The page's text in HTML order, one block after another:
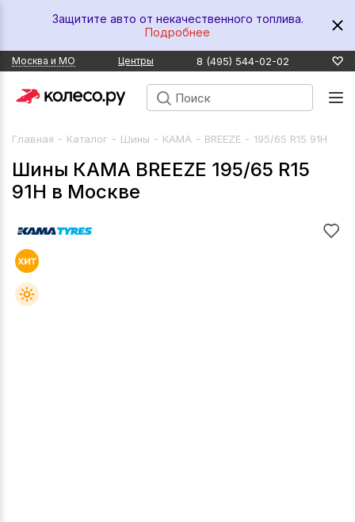
Защитите авто от некачественного топлива.
Подробнее
Москва и МО Центры 8 (495) 544-02-02
Главная - Каталог - Шины - КАМА - BREEZE - 195/65 R15 91H
Шины КАМА BREEZE 195/65 R15
91H в Москве